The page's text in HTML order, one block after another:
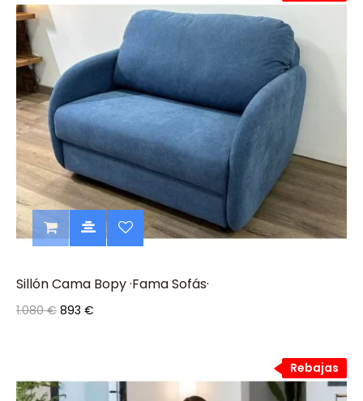
Sillón Cama Bopy ·Fama Sofás·
1.080 € 893 €
Rebajas
Rebajas